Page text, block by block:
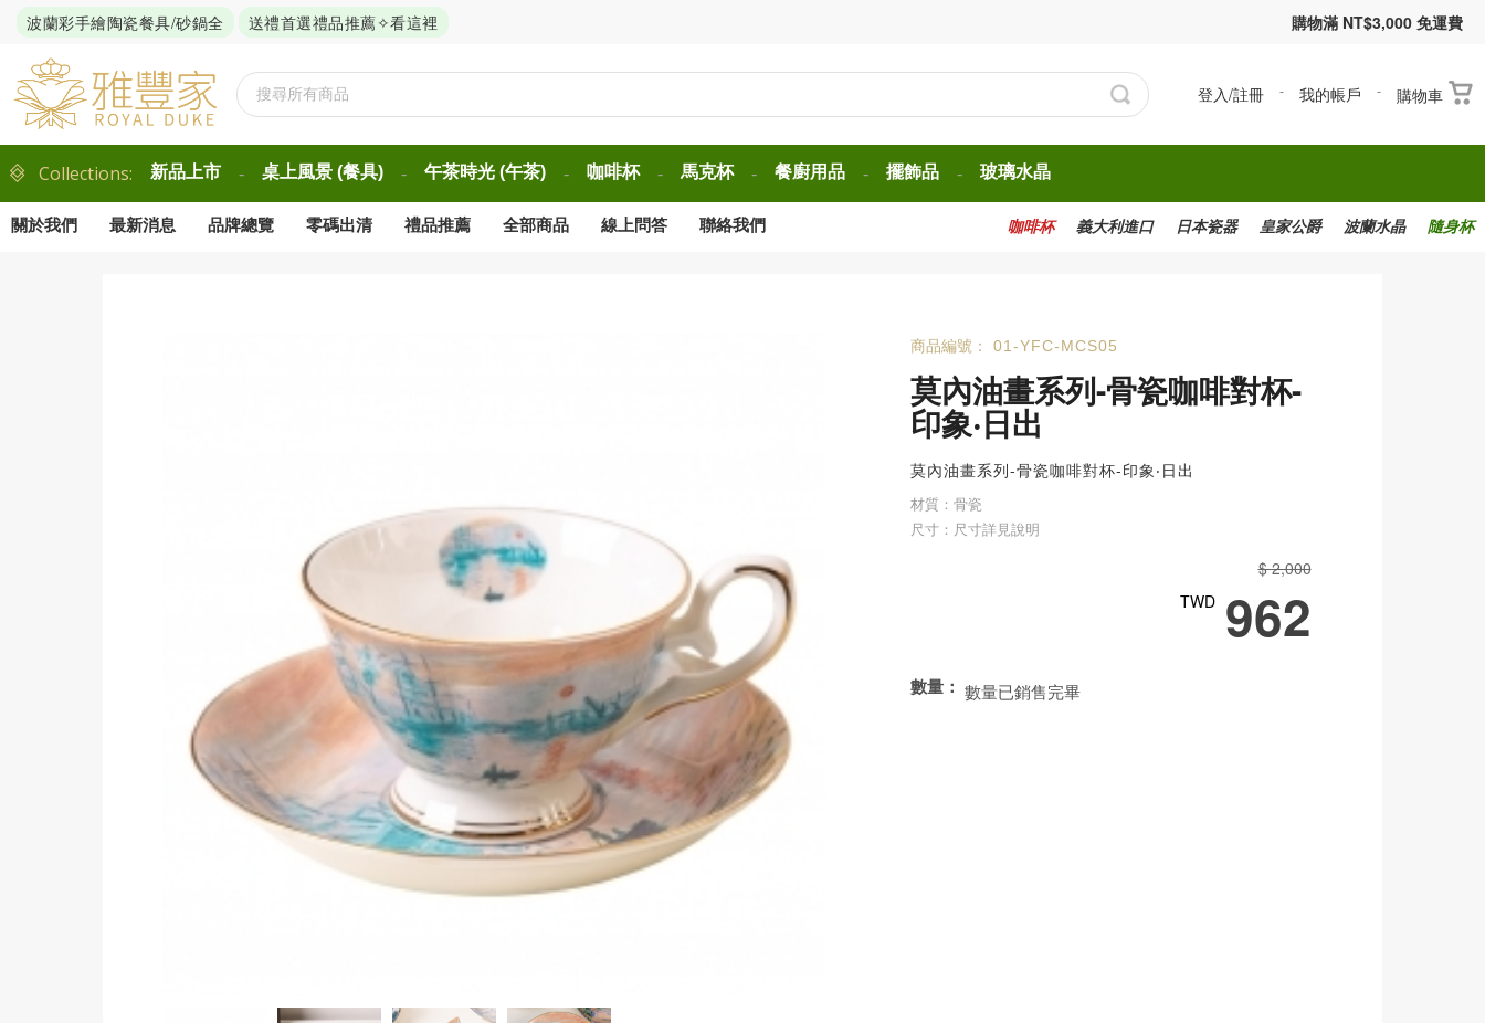
購物滿 NT$3,000 免運費
登入/註冊 - 我的帳戶 - 購物車
波蘭彩手繪陶瓷餐具/砂鍋全 送禮首選禮品推薦✧看這裡
Collections: 新品上市 - 桌上風景 (餐具) - 午茶時光 (午茶) - 咖啡杯 - 馬克杯 - 餐廚用品 - 擺飾品 - 玻璃水晶
關於我們 最新消息 品牌總覽 零碼出清 禮品推薦 全部商品 線上問答 聯絡我們 隨身杯
波蘭水晶
皇家公爵
日本瓷器
義大利進口
咖啡杯
商品編號： 01-YFC-MCS05
莫內油畫系列-骨瓷咖啡對杯-
印象‧日出
莫內油畫系列-骨瓷咖啡對杯-印象‧日出
材質：骨瓷
尺寸：尺寸詳見說明
$ 2,000
TWD 962
數量： 數量已銷售完畢